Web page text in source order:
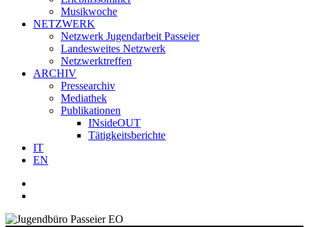
Musikwoche
NETZWERK
Netzwerk Jugendarbeit Passeier
Landesweites Netzwerk
Netzwerktreffen
ARCHIV
Pressearchiv
Mediathek
Publikationen
INsideOUT
Tätigkeitsberichte
IT
EN